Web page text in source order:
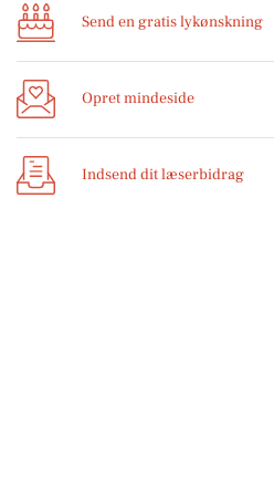
Send en gratis lykønskning
Opret mindeside
Indsend dit læserbidrag